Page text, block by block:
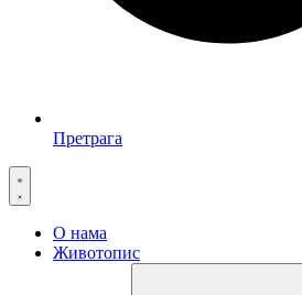
Претрага
О нама
Животопис